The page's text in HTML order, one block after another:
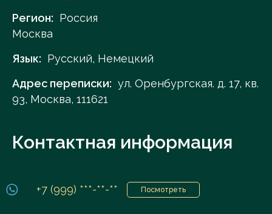
Регион: Россия
Москва
Язык: Русский, Немецкий
Адрес переписки: ул. Оренбургская. д. 17, кв.
93, Москва, 111621
Контактная информация
+7 (999) ***-**-** Посмотреть